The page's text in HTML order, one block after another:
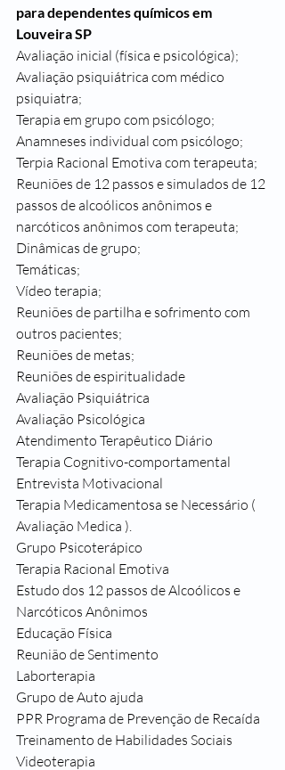
para dependentes químicos em
Louveira SP
Avaliação inicial (física e psicológica);
Avaliação psiquiátrica com médico
psiquiatra;
Terapia em grupo com psicólogo;
Anamneses individual com psicólogo;
Terpia Racional Emotiva com terapeuta;
Reuniões de 12 passos e simulados de 12
passos de alcoólicos anônimos e
narcóticos anônimos com terapeuta;
Dinâmicas de grupo;
Temáticas;
Vídeo terapia;
Reuniões de partilha e sofrimento com
outros pacientes;
Reuniões de metas;
Reuniões de espiritualidade
Avaliação Psiquiátrica
Avaliação Psicológica
Atendimento Terapêutico Diário
Terapia Cognitivo-comportamental
Entrevista Motivacional
Terapia Medicamentosa se Necessário (
Avaliação Medica ).
Grupo Psicoterápico
Terapia Racional Emotiva
Estudo dos 12 passos de Alcoólicos e
Narcóticos Anônimos
Educação Física
Reunião de Sentimento
Laborterapia
Grupo de Auto ajuda
PPR Programa de Prevenção de Recaída
Treinamento de Habilidades Sociais
Videoterapia